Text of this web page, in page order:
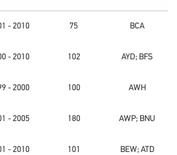
- 2010 75 BCA
- 2010 102 AYD; BFS
- 2000 100 AWH
- 2005 180 AWP; BNU
- 2010 101 BEW; ATD